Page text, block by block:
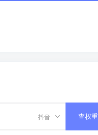
抖音 查权重